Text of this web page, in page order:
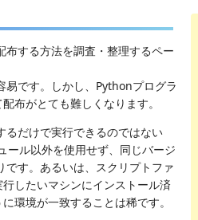
する方法を調査・整理するペー
です。しかし、Pythonプログラ
布がとても難しくなります。
だけで実行できるのではない
ール以外を使用せず、同じバージ
す。あるいは、スクリプトファ
したいマシンにインストール済
環境が一致することは稀です。